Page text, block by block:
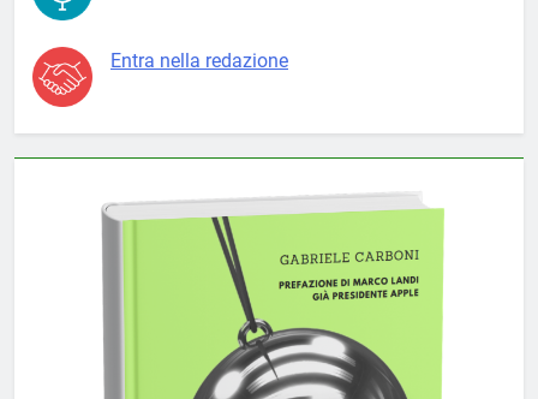
Entra nella redazione